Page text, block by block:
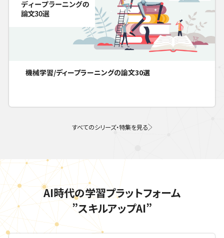
機械学習/ディープラーニングの論文30選
すべてのシリーズ・特集を見る
AI時代の学習プラットフォーム
”スキルアップAI”